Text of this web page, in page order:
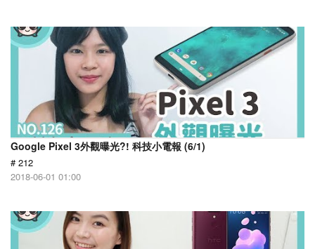
Google Pixel 3外觀曝光?! 科技小電報 (6/1)
# 212
2018-06-01 01:00